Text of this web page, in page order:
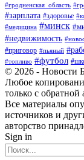
#гродненская_область
#зарплата #здоровье
#медицина #минск
#недвижимость
#приговор #пьяный
#топливо #футбол
© 2026 - Новости
Любое
только с
Все материалы
источников и
авторство
Sign in